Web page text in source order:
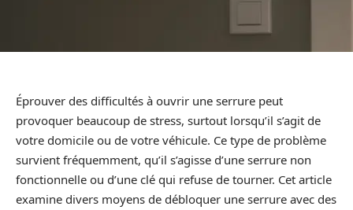
Éprouver des difficultés à ouvrir une serrure peut
provoquer beaucoup de stress, surtout lorsqu’il s’agit de
votre domicile ou de votre véhicule. Ce type de problème
survient fréquemment, qu’il s’agisse d’une serrure non
fonctionnelle ou d’une clé qui refuse de tourner. Cet article
examine divers moyens de débloquer une serrure avec des